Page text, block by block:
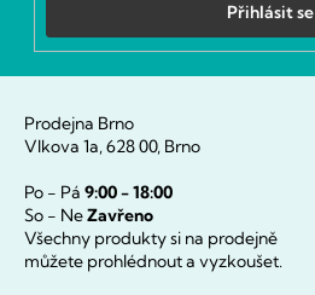
Přihlásit se
Prodejna Brno
Vlkova 1a, 628 00, Brno
Po - Pá 9:00 - 18:00
So - NeZavřeno
Všechny produkty si na prodejně
můžete prohlédnout a vyzkoušet.